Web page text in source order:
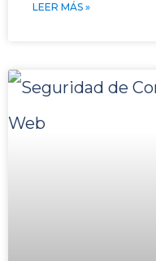
LEER MÁS »